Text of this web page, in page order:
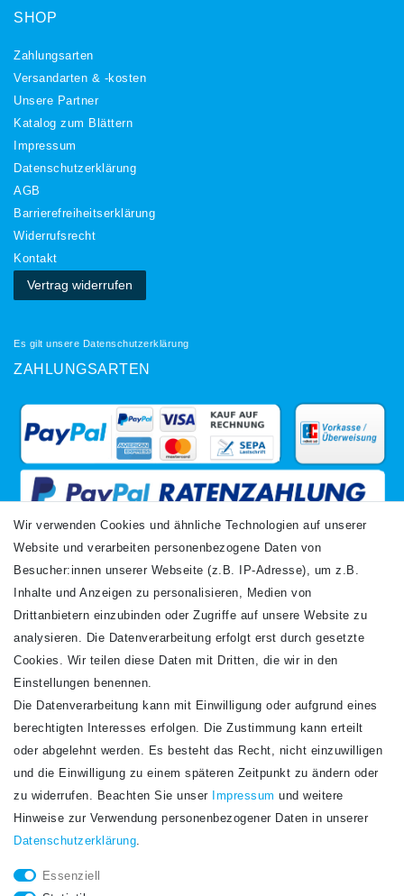
SHOP
Zahlungsarten
Versandarten & -kosten
Unsere Partner
Katalog zum Blättern
Impressum
Daten­schutz­erklärung
AGB
Barrierefreiheitserklärung
Widerrufs­recht
Kontakt
Vertrag widerrufen
Es gilt unsere Datenschutzerklärung
ZAHLUNGSARTEN
VERSANDARTEN
Newsletter
Honig
Hiermit bestätige ich, dass ich dieDaten­schutz­erklärunggelesen habe. Meine
Wir verwenden Cookies und ähnliche Technologien auf unserer
Website und verarbeiten personenbezogene Daten von
Besucher:innen unserer Webseite (z.B. IP-Adresse), um z.B.
Inhalte und Anzeigen zu personalisieren, Medien von
Drittanbietern einzubinden oder Zugriffe auf unsere Website zu
analysieren. Die Datenverarbeitung erfolgt erst durch gesetzte
Cookies. Wir teilen diese Daten mit Dritten, die wir in den
Einstellungen benennen.
Die Datenverarbeitung kann mit Einwilligung oder aufgrund eines
berechtigten Interesses erfolgen. Die Zustimmung kann erteilt
oder abgelehnt werden. Es besteht das Recht, nicht einzuwilligen
und die Einwilligung zu einem späteren Zeitpunkt zu ändern oder
zu widerrufen. Beachten Sie unser
Impressum und weitere
Hinweise zur Verwendung personenbezogener Daten in unserer
Daten­schutz­erklärung.
Essenziell